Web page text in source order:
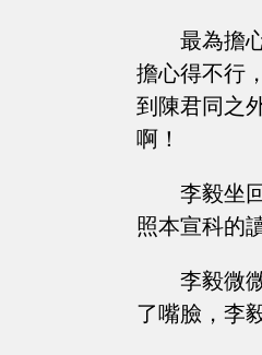
最為擔
擔心得不行
到陳君同之
啊！
李毅坐
照本宣科的
李毅微
了嘴臉，李